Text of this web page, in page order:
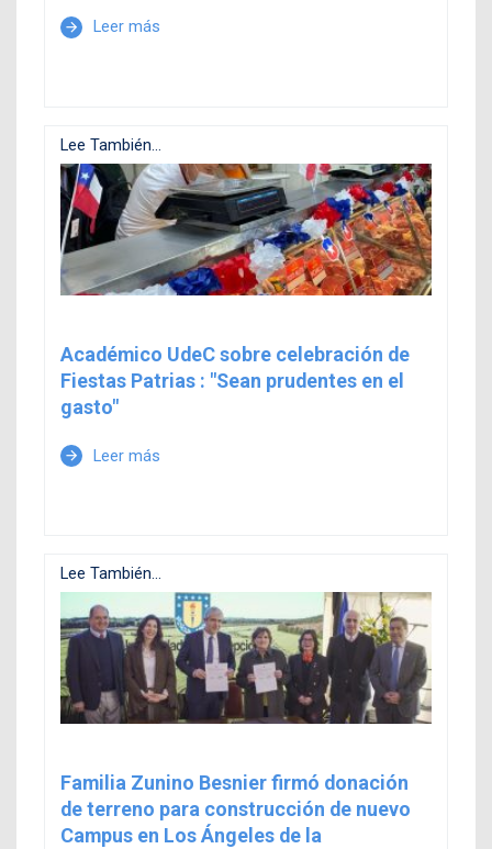
arrow_forward Leer más
Lee También...
Académico UdeC sobre celebración de
Fiestas Patrias : "Sean prudentes en el
gasto"
arrow_forward Leer más
Lee También...
Familia Zunino Besnier firmó donación
de terreno para construcción de nuevo
Campus en Los Ángeles de la